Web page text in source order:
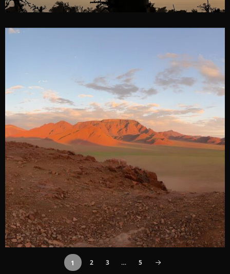
1 2 3 … 5